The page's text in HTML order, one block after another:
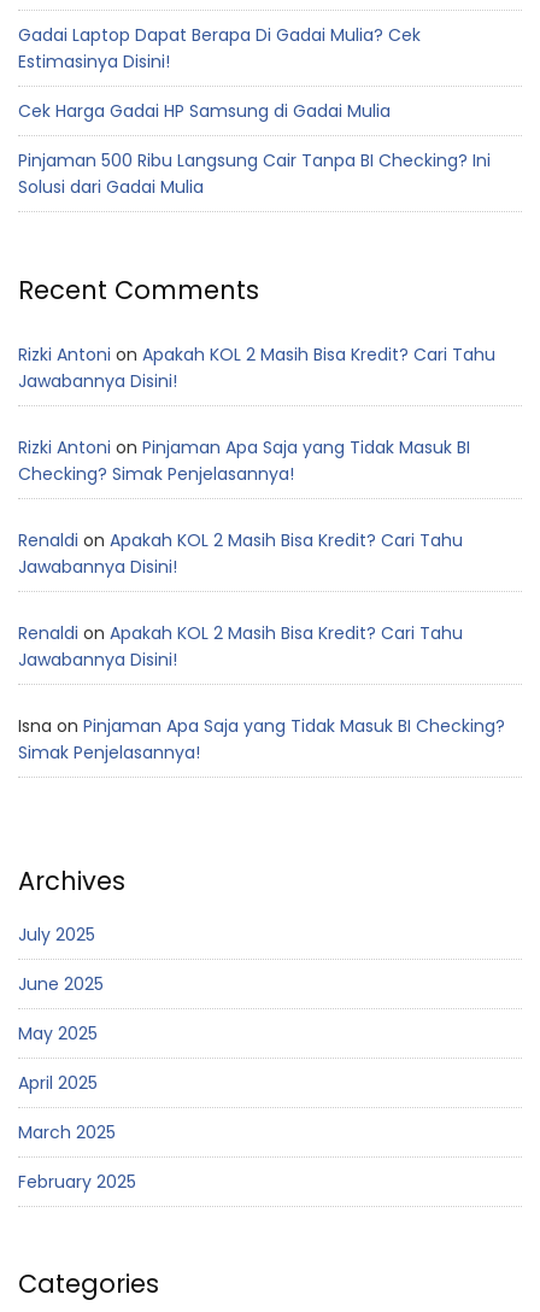
Gadai Laptop Dapat Berapa Di Gadai Mulia? Cek
Estimasinya Disini!
Cek Harga Gadai HP Samsung di Gadai Mulia
Pinjaman 500 Ribu Langsung Cair Tanpa BI Checking? Ini
Solusi dari Gadai Mulia
Recent Comments
Rizki Antoni on Apakah KOL 2 Masih Bisa Kredit? Cari Tahu
Jawabannya Disini!
Rizki Antoni on Pinjaman Apa Saja yang Tidak Masuk BI
Checking? Simak Penjelasannya!
Renaldi on Apakah KOL 2 Masih Bisa Kredit? Cari Tahu
Jawabannya Disini!
Renaldi on Apakah KOL 2 Masih Bisa Kredit? Cari Tahu
Jawabannya Disini!
Isna on Pinjaman Apa Saja yang Tidak Masuk BI Checking?
Simak Penjelasannya!
Archives
July 2025
June 2025
May 2025
April 2025
March 2025
February 2025
Categories